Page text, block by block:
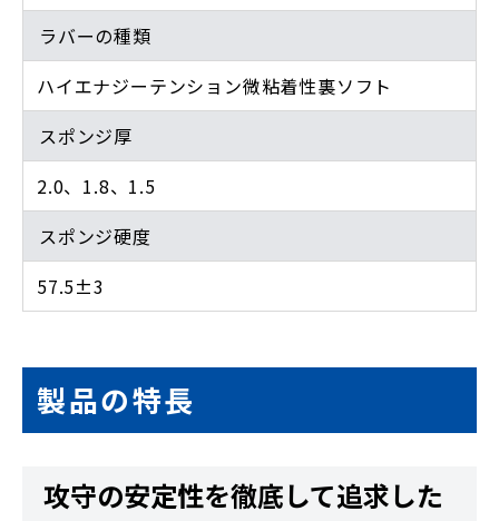
ラバーの種類
ハイエナジーテンション微粘着性裏ソフト
スポンジ厚
2.0、1.8、1.5
スポンジ硬度
57.5±3
製品の特長
攻守の安定性を徹底して追求した